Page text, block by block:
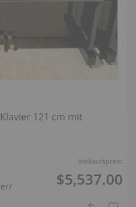
Verkaufspreis:
$5,537.00
121 cm mit
/